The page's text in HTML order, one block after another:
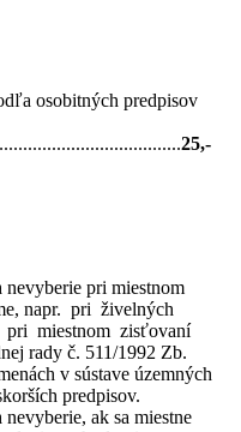
osobitných predpisov
25,-
pri miestnom
napr. pri živelných
pri miestnom zisťovaní
rady č. 511/1992 Zb.
v sústave územných
predpisov.
ak sa miestne